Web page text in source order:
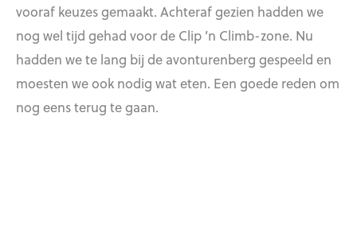
vooraf keuzes gemaakt. Achteraf gezien hadden we
nog wel tijd gehad voor de Clip ’n Climb-zone. Nu
hadden we te lang bij de avonturenberg gespeeld en
moesten we ook nodig wat eten. Een goede reden om
nog eens terug te gaan.